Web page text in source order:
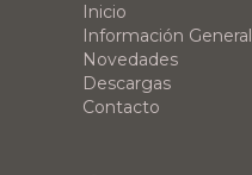
Inicio
Información General
Novedades
Descargas
Contacto